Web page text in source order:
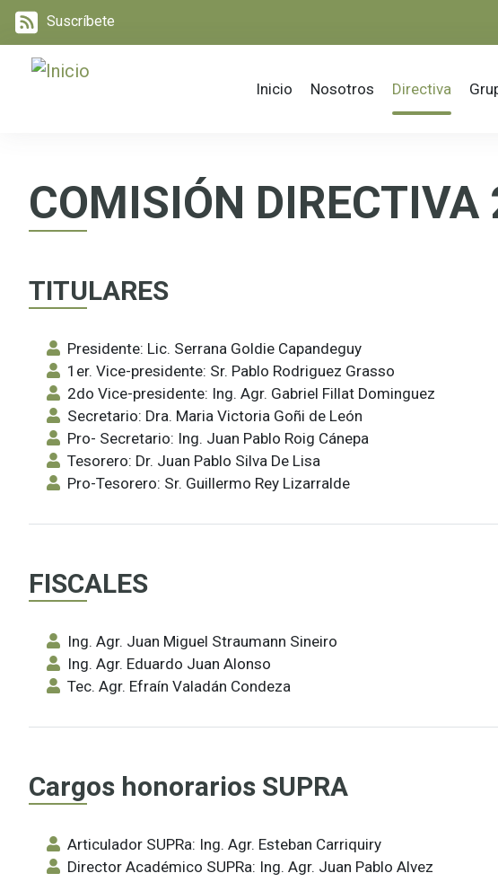
Suscríbete
Navegación
Inicio Nosotros Directiva
COMISIÓN
TITULARES
Presidente: Lic. Serrana Goldie Capandeguy
1er. Vice-presidente: Sr. Pablo Rodriguez Grasso
2do Vice-presidente: Ing. Agr. Gabriel Fillat Dominguez
Secretario: Dra. Maria Victoria Goñi de León
Pro- Secretario: Ing. Juan Pablo Roig Cánepa
Tesorero: Dr. Juan Pablo Silva De Lisa
Pro-Tesorero: Sr. Guillermo Rey Lizarralde
FISCALES
Ing. Agr. Juan Miguel Straumann Sineiro
Ing. Agr. Eduardo Juan Alonso
Tec. Agr. Efraín Valadán Condeza
Cargos honorarios SUPRA
Articulador SUPRa: Ing. Agr. Esteban Carriquiry
Director Académico SUPRa: Ing. Agr. Juan Pablo Alvez